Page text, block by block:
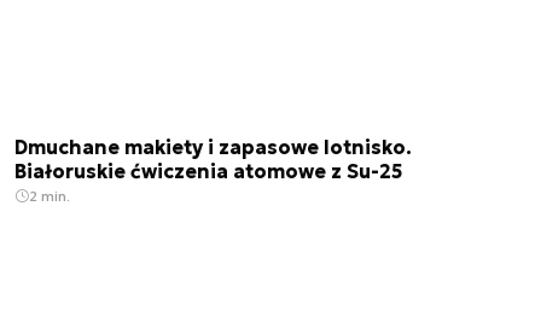
Dmuchane makiety i zapasowe lotnisko.
Białoruskie ćwiczenia atomowe z Su-25
2 min.